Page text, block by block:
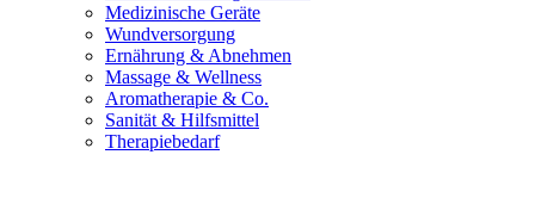
Medizinische Geräte
Wundversorgung
Ernährung & Abnehmen
Massage & Wellness
Aromatherapie & Co.
Sanität & Hilfsmittel
Therapiebedarf